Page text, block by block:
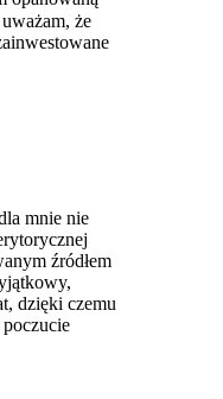
że
mnie nie
źródłem
dzięki czemu